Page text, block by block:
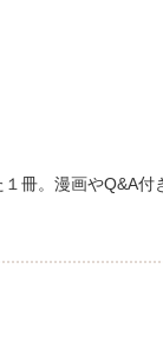
冊。漫画やQ&A付